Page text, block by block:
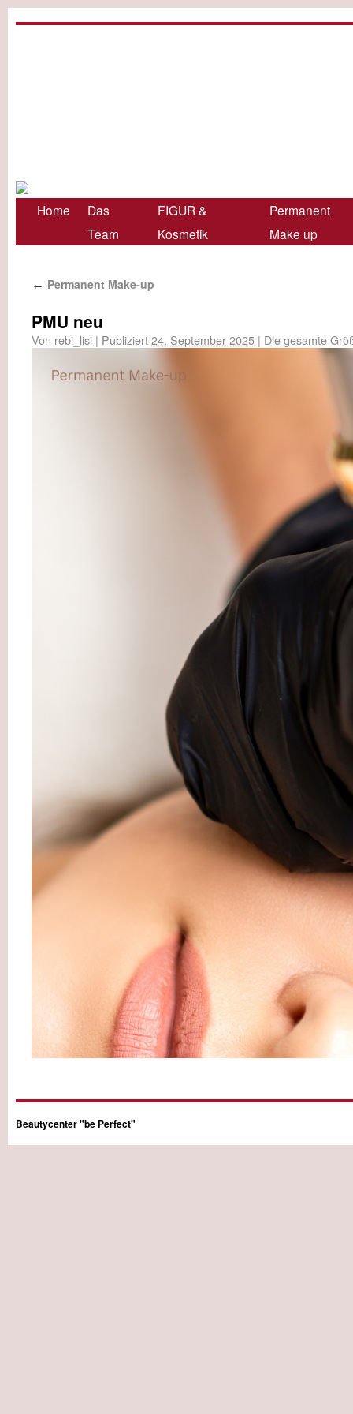
Home
Das
Team
FIGUR &
Kosmetik
Permanent
Make up
← Permanent Make-up
PMU neu
Von rebi_lisi | Publiziert24. September 2025 | Die gesamte
Beautycenter "be Perfect"